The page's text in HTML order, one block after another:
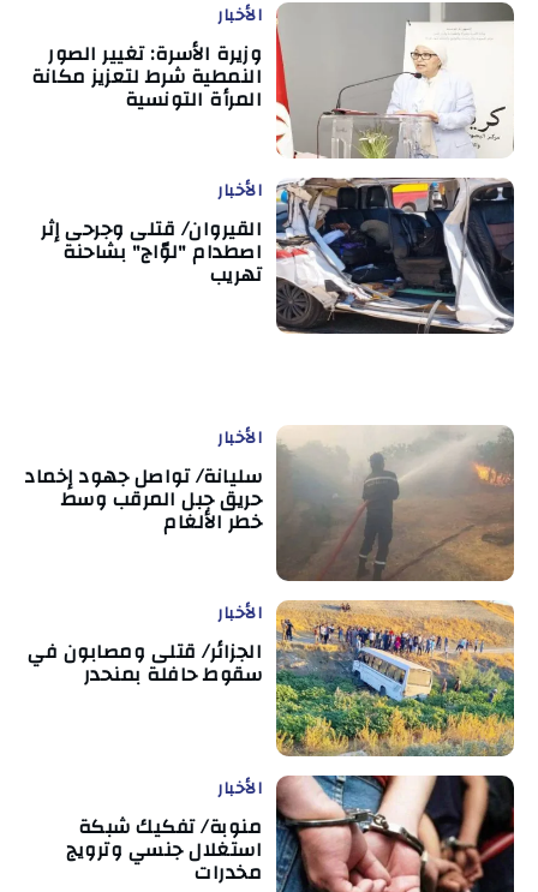
الأخبار
وزيرة الأسرة: تغيير الصور
النمطية شرط لتعزيز مكانة
المرأة التونسية
الأخبار
القيروان/ قتلى وجرحى إثر
اصطدام "لوّاج" بشاحنة
تهريب
الأخبار
سليانة/ تواصل جهود إخماد
حريق جبل المرقب وسط
خطر الألغام
الأخبار
الجزائر/ قتلى ومصابون في
سقوط حافلة بمنحدر
الأخبار
منوبة/ تفكيك شبكة
استغلال جنسي وترويج
مخدرات